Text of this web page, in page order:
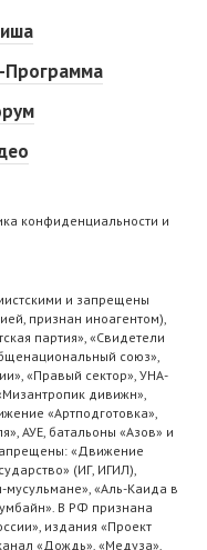
Программа
конфиденциальности и
и запрещены
признан иноагентом),
партия», «Свидетели
союз»,
«Правый сектор», УНА-
дивижн»,
«Артподготовка»,
АУЕ, батальоны «Азов» и
«Движение
(ИГ, ИГИЛ),
«Аль-Каида в
В РФ признана
издания «Проект
«Дождь», «Медуза»,